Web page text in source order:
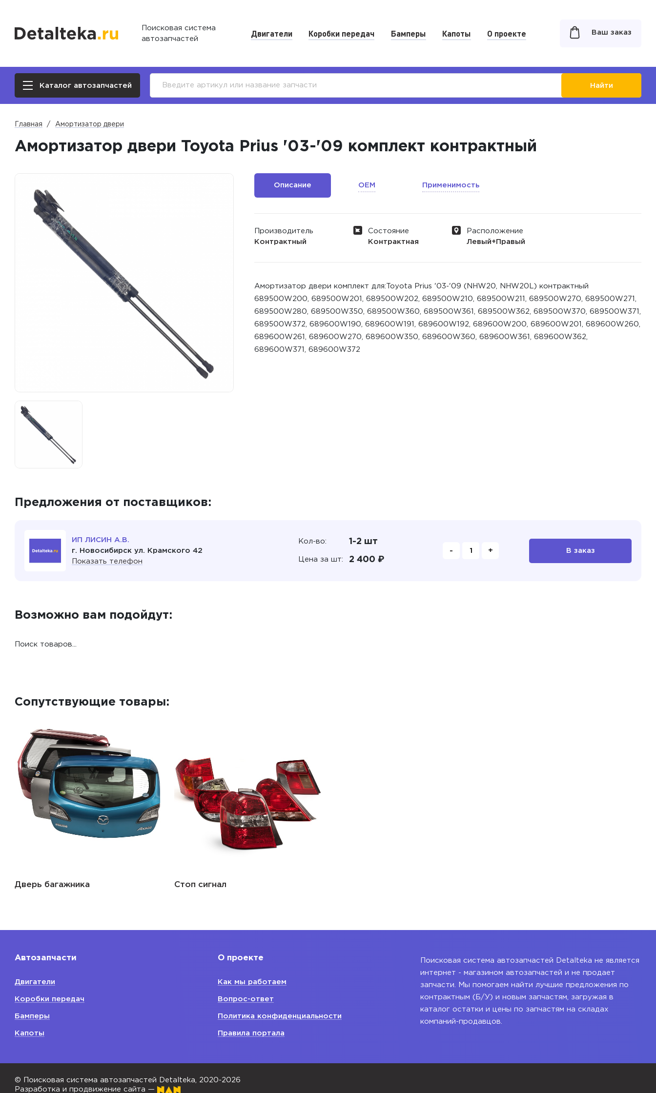
Поисковая система
автозапчастей
Двигатели Коробки передач Бамперы Капоты О проекте Ваш заказ
Каталог автозапчастей Найти
Главная Амортизатор двери
Амортизатор двери Toyota Prius '03-'09 комплект контрактный
Описание OEM Применимость
Производитель
Контрактный
Состояние
Контрактная
Расположение
Левый+Правый
Амортизатор двери комплект для:Toyota Prius '03-'09 (NHW20, NHW20L) контрактный
689500W200, 689500W201, 689500W202, 689500W210, 689500W211, 689500W270, 689500W271,
689500W280, 689500W350, 689500W360, 689500W361, 689500W362, 689500W370, 689500W371,
689500W372, 689600W190, 689600W191, 689600W192, 689600W200, 689600W201, 689600W260,
689600W261, 689600W270, 689600W350, 689600W360, 689600W361, 689600W362,
689600W371, 689600W372
Предложения от поставщиков:
ИП ЛИСИН А.В.
г. Новосибирск ул. Крамского 42
Показать телефон
Кол-во: 1-2 шт
Цена за шт: 2 400 ₽
- + В заказ
Возможно вам подойдут:
Поиск товаров...
Сопутствующие товары:
Дверь багажника Стоп сигнал
Автозапчасти
Двигатели
Коробки передач
Бамперы
Капоты
О проекте
Как мы работаем
Вопрос-ответ
Политика конфиденциальности
Правила портала
Поисковая система автозапчастей Detalteka не является
интернет - магазином автозапчастей и не продает
запчасти. Мы помогаем найти лучшие предложения по
контрактным (Б/У) и новым запчастям, загружая в
каталог остатки и цены по запчастям на складах
компаний-продавцов.
© Поисковая система автозапчастей Detalteka, 2020-2026
Разработка и продвижение сайта —